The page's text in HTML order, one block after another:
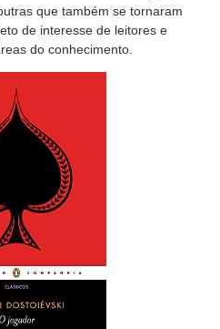
que também se tornaram
de interesse de leitores e
do conhecimento.